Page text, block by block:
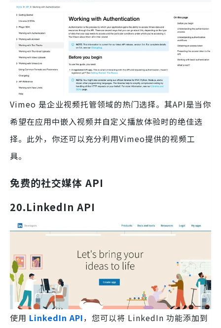
Vimeo 是企业视频托管领域的热门选择。其API是当你
希望在应用中嵌入视频并自定义播放体验时的绝佳选
择。此外，你还可以充分利用Vimeo提供的视频工
具。
免费的社交媒体 API
20.LinkedIn API
使用 LinkedIn API，您可以将 LinkedIn 功能添加到